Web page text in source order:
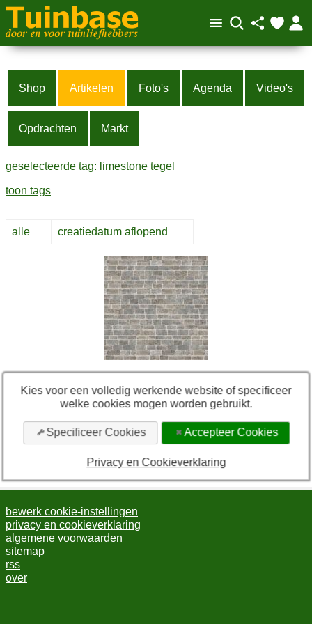
Shop Artikelen Foto's Agenda Video's
Opdrachten Markt
geselecteerde tag: limestone tegel
toon tags
Van goedkope betontegels tot dure natuursteen tegels, er
zijn veel soorten tuintegels waarmee u evenveel
verschillende uitstralingen kunt bereiken. Behalve dat u een
keuze moet maken wat betreft het ...
bewerk cookie-instellingen
privacy en cookieverklaring
algemene voorwaarden
sitemap
rss
over
Kies voor een volledig werkende website of specificeer
welke cookies mogen worden gebruikt.
Specificeer Cookies Accepteer Cookies
Privacy en Cookieverklaring